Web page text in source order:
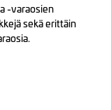
-varaosien
sekä erittäin